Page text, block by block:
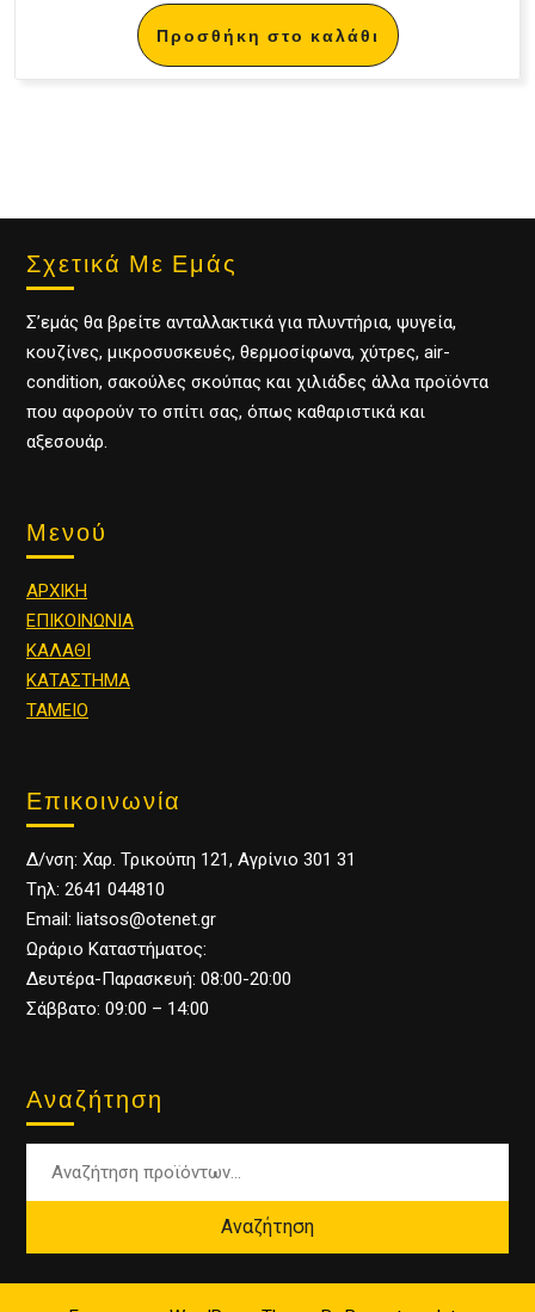
Προσθήκη στο καλάθι
Σχετικά Με Εμάς
Σ’εμάς θα βρείτε ανταλλακτικά για πλυντήρια, ψυγεία,
κουζίνες, μικροσυσκευές, θερμοσίφωνα, χύτρες, air-
condition, σακούλες σκούπας και χιλιάδες άλλα προϊόντα
που αφορούν το σπίτι σας, όπως καθαριστικά και
αξεσουάρ.
Μενού
ΑΡΧΙΚΗ
ΕΠΙΚΟΙΝΩΝΙΑ
ΚΑΛΑΘΙ
ΚΑΤΑΣΤΗΜΑ
ΤΑΜΕΙΟ
Επικοινωνία
Δ/νση: Χαρ. Τρικούπη 121, Αγρίνιο 301 31
Tηλ: 2641 044810
Email: liatsos@otenet.gr
Ωράριο Καταστήματος:
Δευτέρα-Παρασκευή: 08:00-20:00
Σάββατο: 09:00 – 14:00
Αναζήτηση
Αναζήτηση